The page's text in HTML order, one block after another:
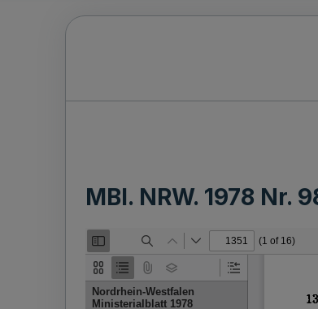
MBl. NRW. 1978 Nr.